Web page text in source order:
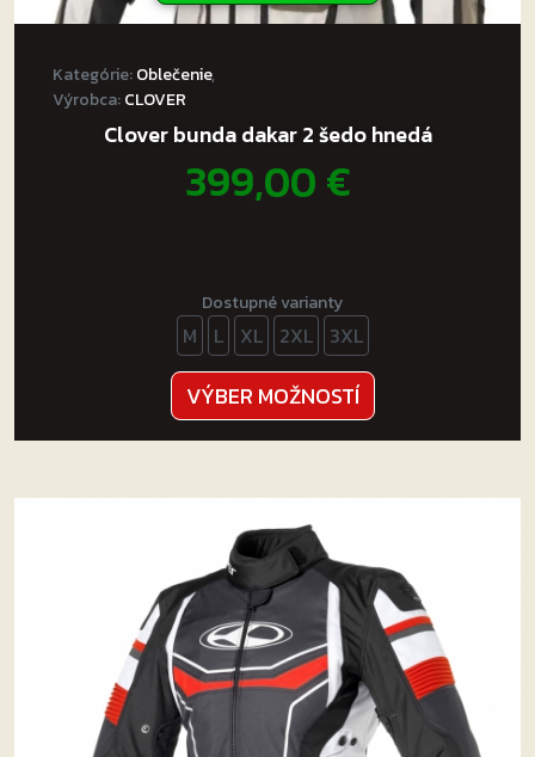
Kategórie:Oblečenie,
Výrobca:CLOVER
Clover bunda dakar 2 šedo hnedá
399,00€
Dostupné varianty
M L XL 2XL 3XL
VÝBER MOŽNOSTÍ
produkt
má
variantov.
si
môžete
vybrať
na
stránke
produktu.